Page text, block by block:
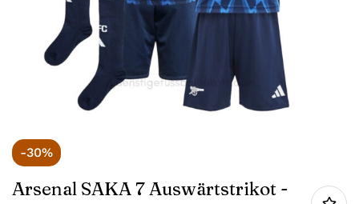
-30%
Arsenal SAKA 7 Auswärtstrikot -